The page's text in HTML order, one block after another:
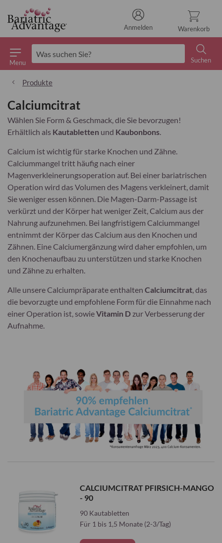
Menu
Suchen
Warenkorb
Anmelden
Produkte
Calciumcitrat
Wählen Sie Form & Geschmack, die Sie bevorzugen!
Erhältlich als Kautabletten und Kaubonbons.
Calcium ist wichtig für starke Knochen und Zähne.
Calciummangel tritt häufig nach einer
Magenverkleinerungsoperation auf. Bei einer bariatrischen
Operation wird das Volumen des Magens verkleinert, damit
Sie weniger essen können. Die Magen-Darm-Passage ist
verkürzt und der Körper hat weniger Zeit, Calcium aus der
Nahrung aufzunehmen. Bei langfristigem Calciummangel
entnimmt der Körper das Calcium aus den Knochen und
Zähnen. Eine Calciumergänzung wird daher empfohlen, um
den Knochenaufbau zu unterstützen und starke Knochen
und Zähne zu erhalten.
Alle unsere Calciumpräparate enthalten Calciumcitrat, das
die bevorzugte und empfohlene Form für die Einnahme nach
einer Operation ist, sowieVitamin D zur Verbesserung der
Aufnahme.
CALCIUMCITRAT PFIRSICH-MANGO
- 90
90 Kautabletten
Für 1 bis 1,5 Monate (2-3/Tag)